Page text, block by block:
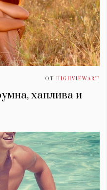
ОТ HIGHVIEWART
хаплива и